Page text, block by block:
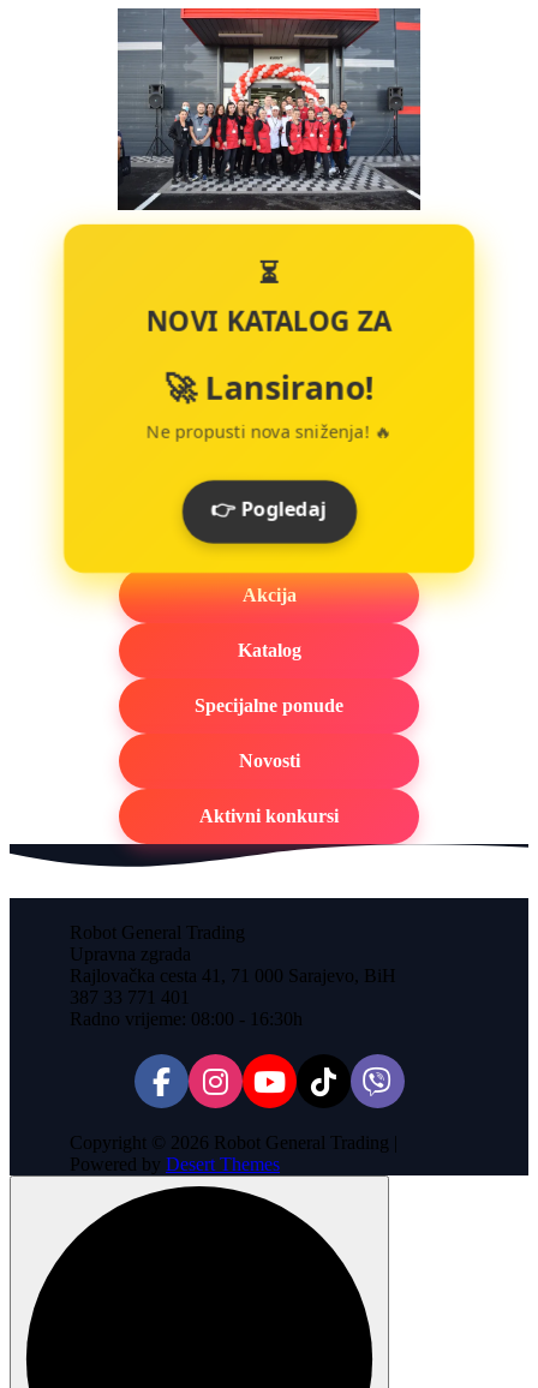
⏳
NOVI KATALOG ZA
🚀 Lansirano!
Ne propusti nova sniženja! 🔥
👉 Pogledaj
Akcija
Katalog
Specijalne ponude
Novosti
Aktivni konkursi
Robot General Trading
Upravna zgrada
Rajlovačka cesta 41, 71 000 Sarajevo, BiH
387 33 771 401
Radno vrijeme: 08:00 - 16:30h
Copyright © 2026 Robot General Trading |
Powered by Desert Themes